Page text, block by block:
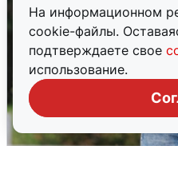
На информационном
cookie-файлы.
подтверждаете свое
использование.